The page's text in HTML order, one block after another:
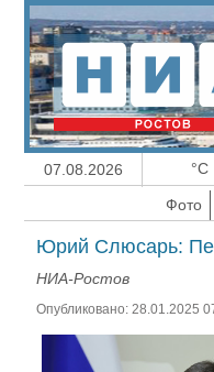
07.08.2026 °C
Фото
Юрий Слюсарь:
НИА-Ростов
Опубликовано: 28.01.2025